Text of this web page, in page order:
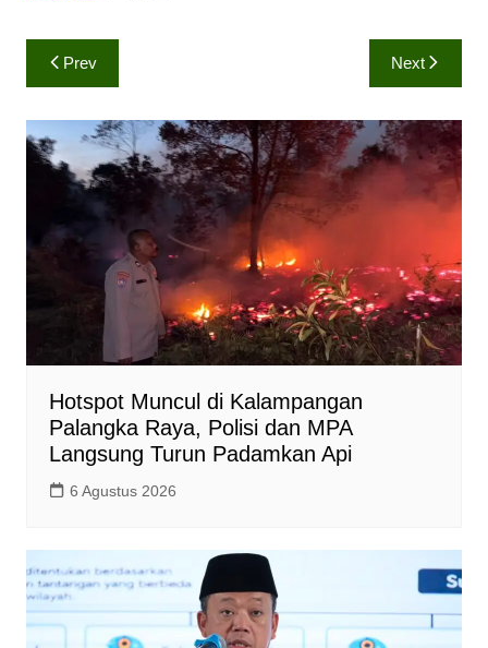
a
t
A
p
c
e
o
o
k
i
n
k
Navigasi
pos
Prev Next
Hotspot Muncul di Kalampangan
Palangka Raya, Polisi dan MPA
Langsung Turun Padamkan Api
6 Agustus 2026